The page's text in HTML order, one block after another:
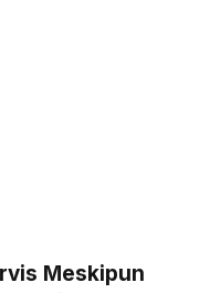
Meskipun